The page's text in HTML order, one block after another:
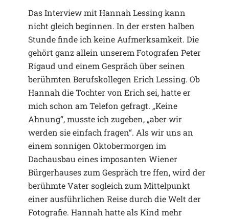
Das Interview mit Hannah Lessing kann
nicht gleich beginnen. In der ersten halben
Stunde finde ich keine Aufmerksamkeit. Die
gehört ganz allein unserem Fotografen Peter
Rigaud und einem Gespräch über seinen
berühmten Berufskollegen Erich Lessing. Ob
Hannah die Tochter von Erich sei, hatte er
mich schon am Telefon gefragt. „Keine
Ahnung“, musste ich zugeben, „aber wir
werden sie einfach fragen“. Als wir uns an
einem sonnigen Oktobermorgen im
Dachausbau eines imposanten Wiener
Bürgerhauses zum Gespräch tre ffen, wird der
berühmte Vater sogleich zum Mittelpunkt
einer ausführlichen Reise durch die Welt der
Fotografie. Hannah hatte als Kind mehr